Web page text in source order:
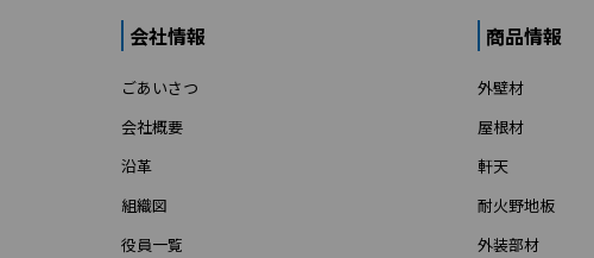
会社情報
ごあいさつ
会社概要
沿革
組織図
役員一覧
商品情報
外壁材
屋根材
軒天
耐火野地板
外装部材